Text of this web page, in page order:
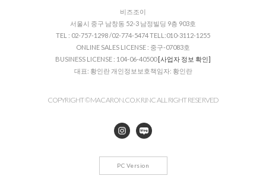
비즈조이
서울시 중구 남창동 52-3 남정빌딩 9층 903호
TEL : 02-757-1298 /02-774-5474 TELL:010-3112-1255
ONLINE SALES LICENSE : 중구-07083호
BUSINESS LICENSE : 104-06-40500 [사업자 정보 확인]
대표: 황인란 개인정보보호책임자: 황인란
COPYRIGHT © MACARON.CO. KR.INC ALL RIGHT RESERVED
PC Version